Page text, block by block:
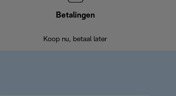
Betalingen
Koop nu, betaal later